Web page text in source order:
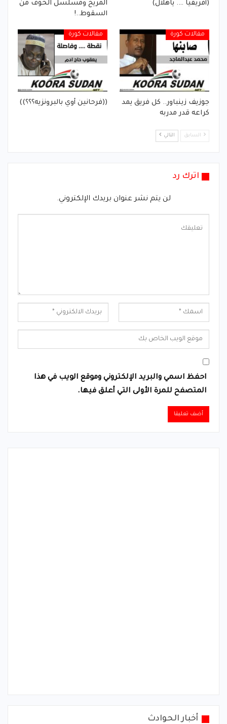
(أفريقيا …. ياهلال)
المريخ ومسلسل الخوف من
السقوط..!
مقالات كورة
جوزيف زينباور.. كل فريق يمد
كراعه قدر مدربه
مقالات كورة
((فرحانين أوي بالبرونزيه؟؟؟))
السابق التالي
اترك رد
لن يتم نشر عنوان بريدك الإلكتروني.
احفظ اسمي والبريد الإلكتروني وموقع الويب في هذا
المتصفح للمرة الأولى التي أعلق فيها.
أخبار الحوادث